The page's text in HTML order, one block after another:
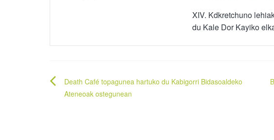
XIV. Kdkretchuno
du Kale Dor Kayiko
Bidalketetan
zehar
Death Café topagunea hartuko du Kabigorri Bidasoaldeko
Ateneoak ostegunean